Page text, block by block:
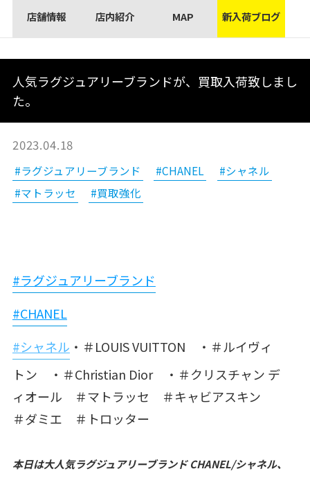
店舗情報 店内紹介 MAP 新入荷ブログ
人気ラグジュアリーブランドが、買取入荷致しまし
た。
2023.04.18
#ラグジュアリーブランド #CHANEL
#シャネル
#マトラッセ
#買取強化
#ラグジュアリーブランド
#CHANEL
#シャネル ・＃LOUIS VUITTON ・＃ルイヴィ
トン ・＃Christian Dior ・＃クリスチャン デ
ィオール ＃マトラッセ ＃キャビアスキン
＃ダミエ ＃トロッター
本日は大人気ラグジュアリーブランド CHANEL/シャネル、